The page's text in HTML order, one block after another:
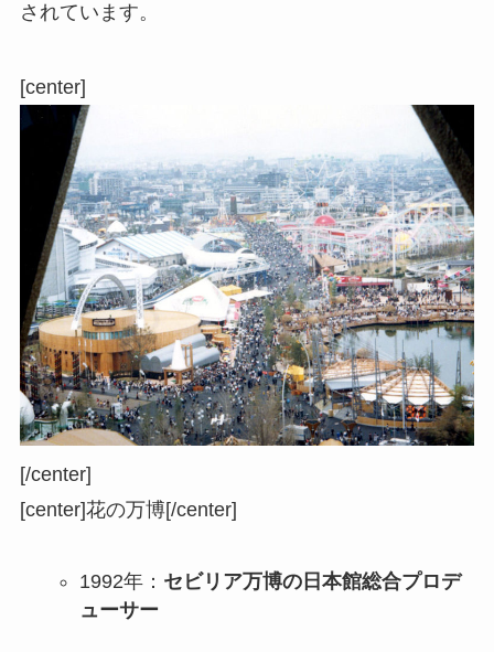
されています。
[center]
[/center]
[center]花の万博[/center]
1992年： セビリア万博の日本館総合プロデ
ューサー